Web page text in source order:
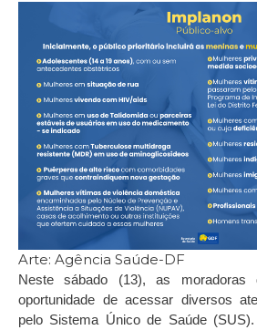
Arte: Agência Saúde-DF
Neste sábado (13), as
oportunidade de acessar diversos
pelo Sistema Único de Saúde